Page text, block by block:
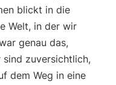
blickt in die
Welt, in der wir
genau das,
zuversichtlich,
dem Weg in eine